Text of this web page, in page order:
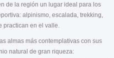
de la región un lugar ideal para los
alpinismo, escalada, trekking,
practican en el valle.
almas más contemplativas con sus
natural de gran riqueza: